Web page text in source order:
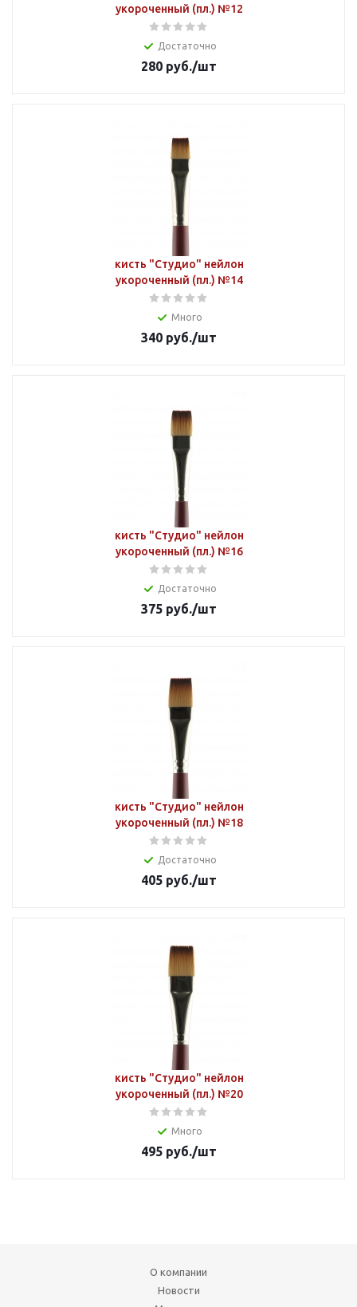
укороченный (пл.) №12
Достаточно
280 руб./шт
кисть "Студио" нейлон
укороченный (пл.) №14
Много
340 руб./шт
кисть "Студио" нейлон
укороченный (пл.) №16
Достаточно
375 руб./шт
кисть "Студио" нейлон
укороченный (пл.) №18
Достаточно
405 руб./шт
кисть "Студио" нейлон
укороченный (пл.) №20
Много
495 руб./шт
О компании
Новости